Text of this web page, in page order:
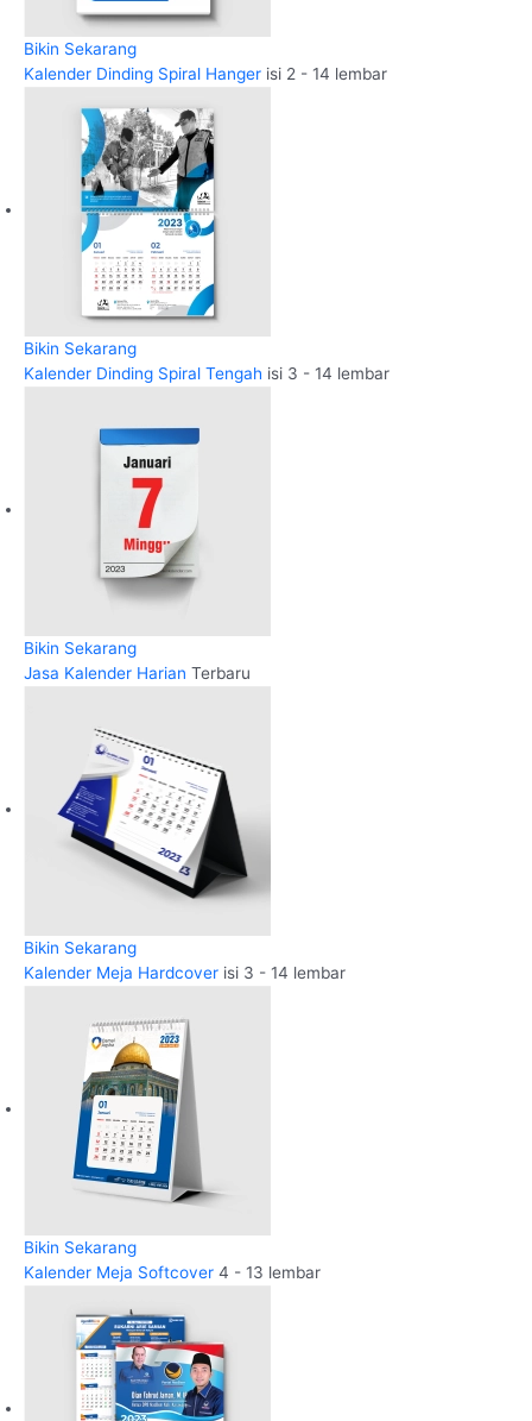
Bikin Sekarang
Kalender Dinding Spiral Hanger isi 2 - 14 lembar
Bikin Sekarang
Kalender Dinding Spiral Tengah isi 3 - 14 lembar
Bikin Sekarang
Jasa Kalender Harian Terbaru
Bikin Sekarang
Kalender Meja Hardcover isi 3 - 14 lembar
Bikin Sekarang
Kalender Meja Softcover 4 - 13 lembar